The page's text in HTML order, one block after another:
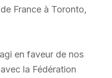
France à Toronto,
en faveur de nos
la Fédération